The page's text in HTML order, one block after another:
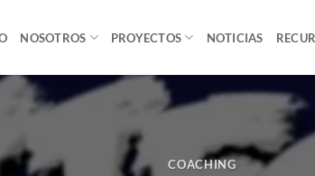
NOSOTROS PROYECTOS NOTICIAS
COACHING